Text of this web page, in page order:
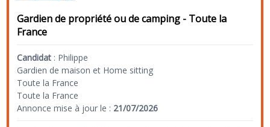
Gardien de propriété ou de camping - Toute la
France
Candidat : Philippe
Gardien de maison et Home sitting
Toute la France
Toute la France
Annonce mise à jour le : 21/07/2026